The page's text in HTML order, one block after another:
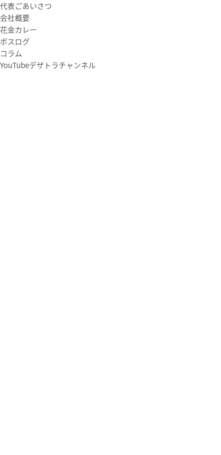
代表ごあいさつ
会社概要
花金カレー
ボスログ
コラム
YouTubeデザトラチャンネル